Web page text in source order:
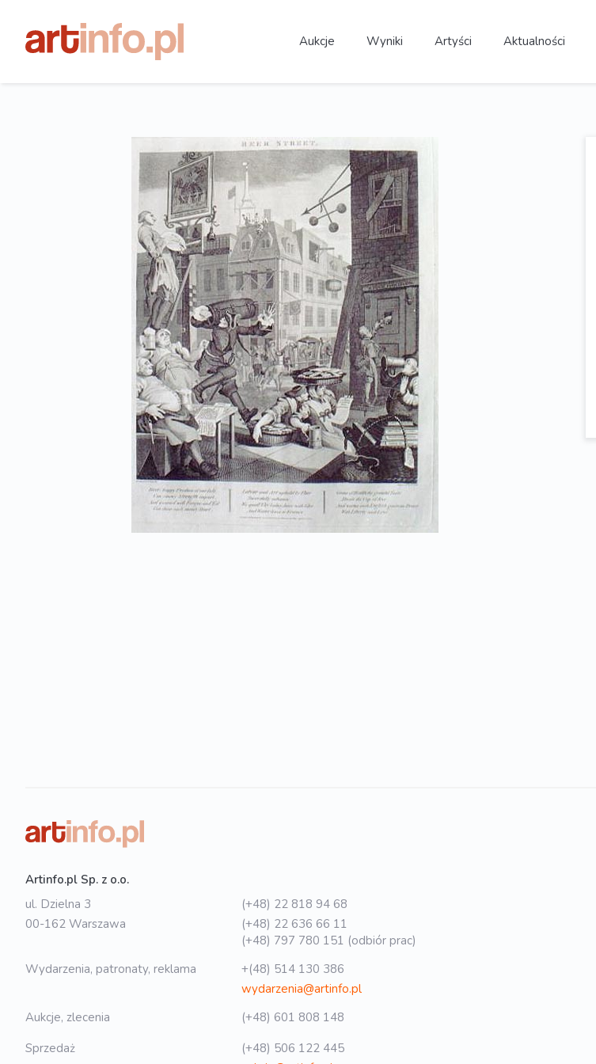
Aukcje Wyniki Artyści Aktualności
Artinfo.pl Sp. z o.o.
ul. Dzielna 3
00-162 Warszawa
(+48) 22 818 94 68
(+48) 22 636 66 11
(+48) 797 780 151 (odbiór prac)
Wydarzenia, patronaty, reklama
+(48) 514 130 386
wydarzenia@artinfo.pl
Aukcje, zlecenia
(+48) 601 808 148
Sprzedaż
(+48) 506 122 445